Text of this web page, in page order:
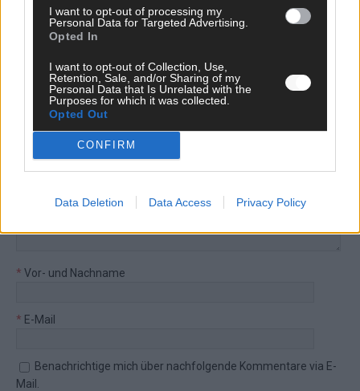
I want to opt-out of processing my
Personal Data for Targeted Advertising.
Opted In
I want to opt-out of Collection, Use,
Retention, Sale, and/or Sharing of my
Personal Data that Is Unrelated with the
Purposes for which it was collected.
Opted Out
CONFIRM
Data Deletion Data Access Privacy Policy
Wir freuen uns auf deinen Beitrag!Diskutiere mit und teile deine
Perspektive. Mit * gekennzeichnete Angaben sind Pflichtfelder.
Bitte nutze deinen Klarnamen (Vor- und Nachname) und eine
gültige E-Mail-Adresse (wird nicht veröffentlicht). Wir prüfen
jeden Kommentar kurz. Beiträge, die unsere Netiquette
respektieren, werden freigeschaltet; Hassrede, Beleidigungen,
Hetze, Spam oder Werbung werden nicht veröffentlicht. Es
gelten unsereDatenschutzvereinbarungen.
Kommentar
* Vor- und Nachname
* E-Mail
Benachrichtige mich über nachfolgende Kommentare via E-
Mail.